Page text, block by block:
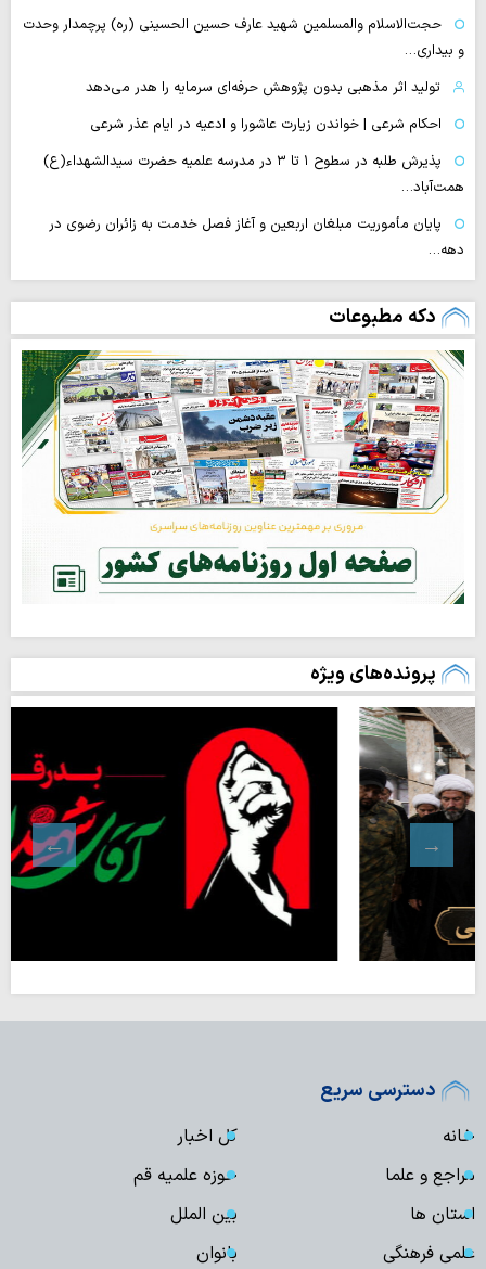
حجت‌الاسلام والمسلمین شهید عارف حسین الحسینی (ره) پرچمدار وحدت
و بیداری…
تولید اثر مذهبی بدون پژوهش حرفه‌ای سرمایه را هدر می‌دهد
احکام شرعی | خواندن زیارت عاشورا و ادعیه در ایام عذر شرعی
پذیرش طلبه در سطوح ۱ تا ۳ در مدرسه علمیه حضرت سیدالشهداء(ع)
همت‌آباد…
پایان مأموریت مبلغان اربعین و آغاز فصل خدمت به زائران رضوی در
دهه…
دکه مطبوعات
پرونده‌های ویژه
دسترسی سریع
خانه
کل اخبار
مراجع و علما
حوزه علمیه قم
استان ها
بین الملل
علمی فرهنگی
بانوان